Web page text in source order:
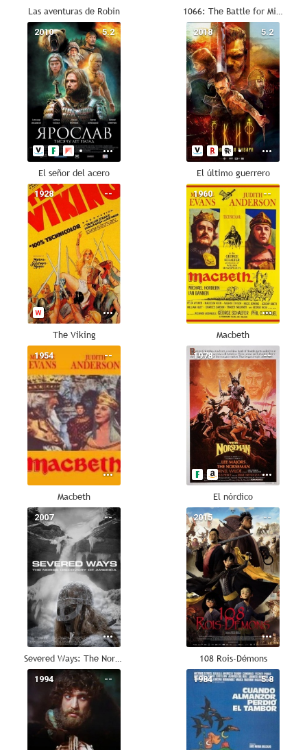
Las aventuras de Robin 1066: The Battle for Middle Earth
5.2
2010
El señor del acero
5.2
2018
El último guerrero
--
1928
The Viking
--
1960
Macbeth
--
1954
Macbeth
--
1978
El nórdico
--
2007
Severed Ways: The Norse Discovery of America
--
2015
108 Rois-Démons
--
1994 5.8
1984